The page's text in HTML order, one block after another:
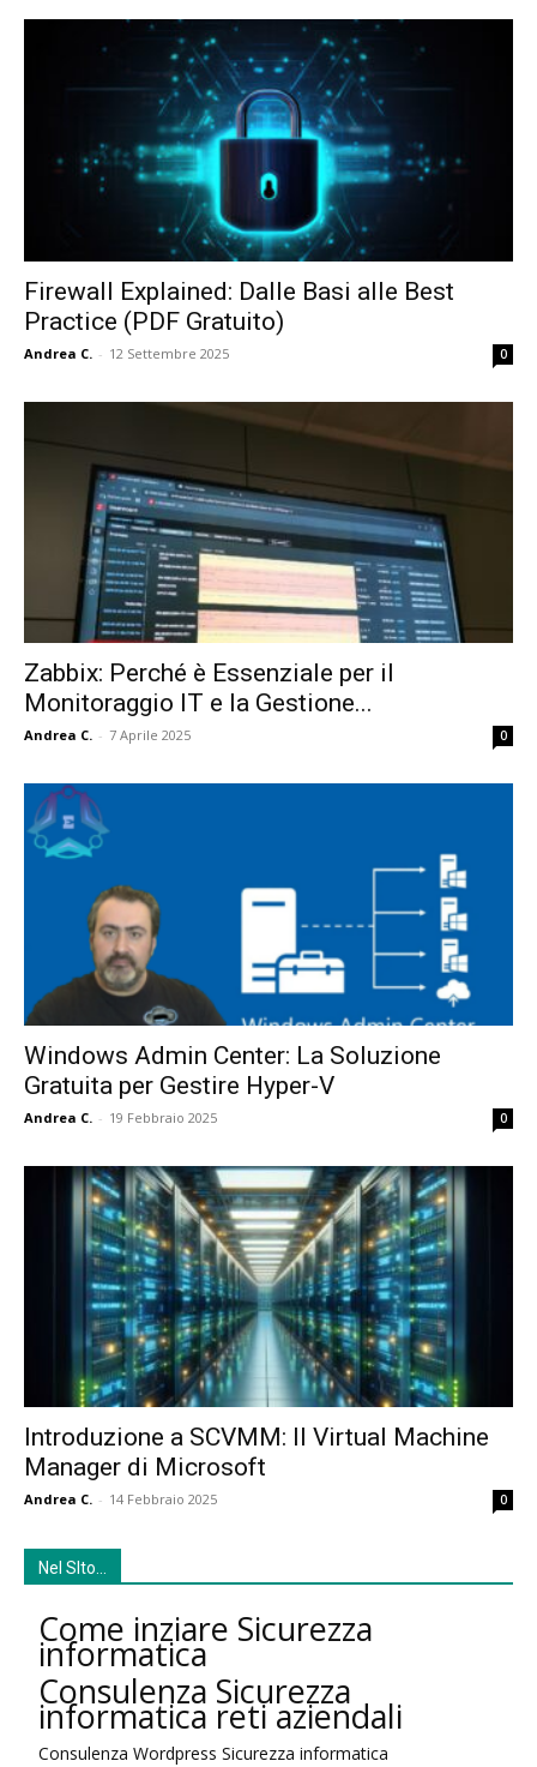
Firewall Explained: Dalle Basi alle Best
Practice (PDF Gratuito)
Andrea C. - 12 Settembre 2025 0
Zabbix: Perché è Essenziale per il
Monitoraggio IT e la Gestione...
Andrea C. - 7 Aprile 2025 0
Windows Admin Center: La Soluzione
Gratuita per Gestire Hyper-V
Andrea C. - 19 Febbraio 2025 0
Introduzione a SCVMM: Il Virtual Machine
Manager di Microsoft
Andrea C. - 14 Febbraio 2025 0
Nel SIto…
Come inziare Sicurezza
informatica
Consulenza Sicurezza
informatica reti aziendali
Consulenza Wordpress Sicurezza informatica